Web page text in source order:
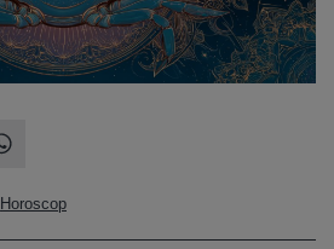
Horoscop